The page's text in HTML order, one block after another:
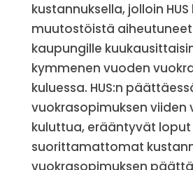
kustannuksella, jolloin
muutostöistä
kaupungille
kymmenen vuoden
kuluessa. HUS:n
vuokrasopimuksen viiden
kuluttua, erääntyvät loput
suorittamattomat
vuokrasopimuksen